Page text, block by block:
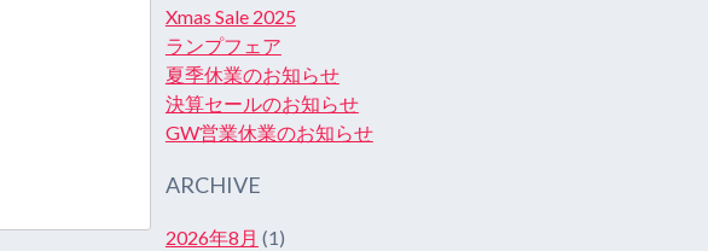
Xmas Sale 2025
ランプフェア
夏季休業のお知らせ
決算セールのお知らせ
GW営業休業のお知らせ
ARCHIVE
2026年8月 (1)